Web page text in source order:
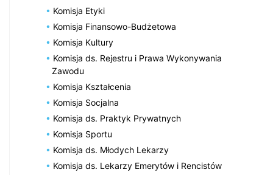
Komisja Etyki
Komisja Finansowo-Budżetowa
Komisja Kultury
Komisja ds. Rejestru i Prawa Wykonywania
Zawodu
Komisja Kształcenia
Komisja Socjalna
Komisja ds. Praktyk Prywatnych
Komisja Sportu
Komisja ds. Młodych Lekarzy
Komisja ds. Lekarzy Emerytów i Rencistów